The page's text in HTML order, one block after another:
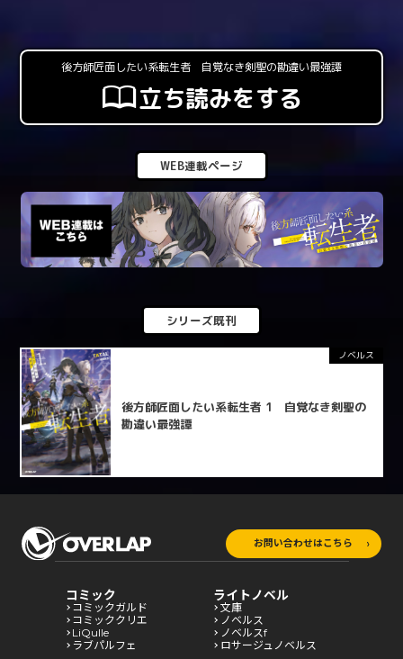
後方師匠面したい系転生者 自覚なき剣聖の勘違い最強譚
立ち読みをする
WEB連載ページ
シリーズ既刊
ノベルス
後方師匠面したい系転生者 1 自覚なき剣聖の
勘違い最強譚
お問い合わせはこちら
コミック
コミックガルド
コミッククリエ
LiQulle
ラブパルフェ
ライトノベル
文庫
ノベルス
ノベルスf
ロサージュノベルス